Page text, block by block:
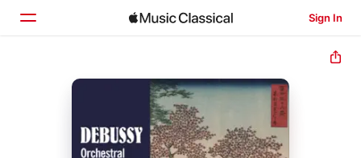
Sign In
Home
Search